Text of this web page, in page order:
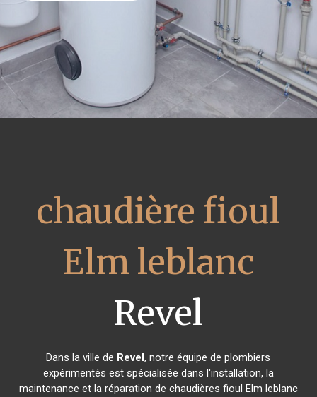
chaudière fioul
Elm leblanc
Revel
Dans la ville de Revel, notre équipe de plombiers
expérimentés est spécialisée dans l'installation, la
maintenance et la réparation de chaudières fioul Elm leblanc